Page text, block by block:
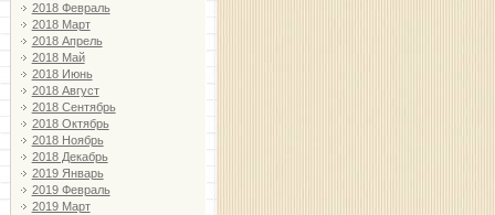
2018 Февраль
2018 Март
2018 Апрель
2018 Май
2018 Июнь
2018 Август
2018 Сентябрь
2018 Октябрь
2018 Ноябрь
2018 Декабрь
2019 Январь
2019 Февраль
2019 Март